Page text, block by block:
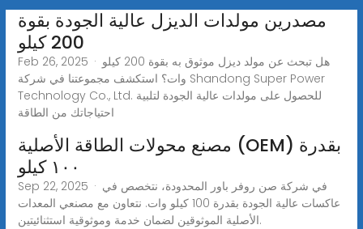
مصدرين مولدات الديزل عالية الجودة بقوة
200 كيلو
Feb 26, 2025 · هل تبحث عن مولد ديزل موثوق به بقوة 200 كيلو
وات؟ استكشف مجموعتنا في شركة Shandong Super Power
Technology Co., Ltd. للحصول على مولدات عالية الجودة لتلبية
احتياجاتك من الطاقة
مصنع محولات الطاقة الأصلية (OEM) بقدرة
١٠٠ كيلو
Sep 22, 2025 · في شركة صن روفر باور المحدودة، نتخصص في
عاكسات عالية الجودة بقدرة 100 كيلو وات. نتعاون مع مصنعي المعدات
الأصلية الموثوقين لضمان خدمة وموثوقية استثنائيتين.